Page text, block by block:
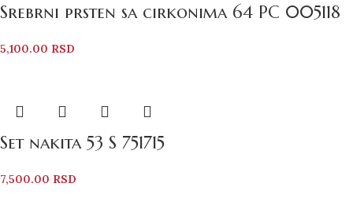
Srebrni prsten sa cirkonima 64 PC 005118
5,100.00 RSD
Set nakita 53 S 751715
7,500.00 RSD